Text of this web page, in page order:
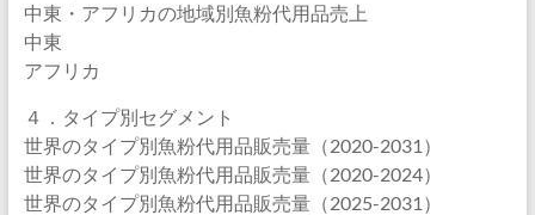
中東・アフリカの地域別魚粉代用品売上
中東
アフリカ
４．タイプ別セグメント
世界のタイプ別魚粉代用品販売量（2020-2031）
世界のタイプ別魚粉代用品販売量（2020-2024）
世界のタイプ別魚粉代用品販売量（2025-2031）